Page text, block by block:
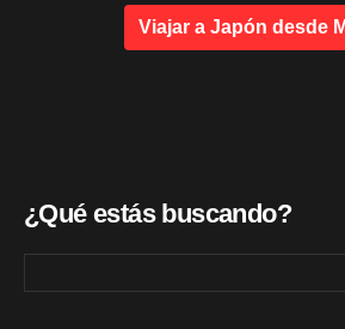
Viajar a Japón desde
¿Qué estás buscando?